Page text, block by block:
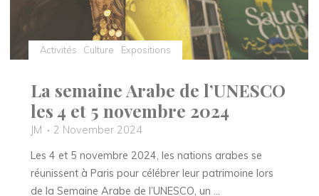
tradition
au
cœur
Activités Culture Expositions
La semaine Arabe de l’UNESCO
les 4 et 5 novembre 2024
JM
2 November 2024
Les 4 et 5 novembre 2024, les nations arabes se
réunissent à Paris pour célébrer leur patrimoine lors
de la Semaine Arabe de l’UNESCO, un …